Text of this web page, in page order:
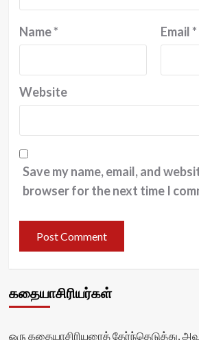
Name* Email*
Website
Save my name, email, and
browser for the next time I
கதையாசிரியர்கள்
ஒரு கதையாசிரியரைத் தேர்ந்தெடுத்து,